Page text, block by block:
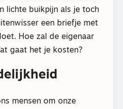
lichte buikpijn als je toch
een briefje met
Hoe zal de eigenaar
gaat het je kosten?
mensen om onze